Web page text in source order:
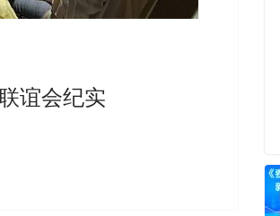
谊会纪实